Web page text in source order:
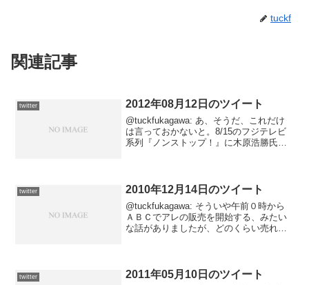
tuckf
関連記事
twitter 2012年08月12日のツイート
@tuckfukagawa: あ、そうだ、これだけ
は言っておかないと。8/15のフジテレビ
系列『ノンストップ！』に木原浩勝氏が
twitter 2010年12月14日のツイート
@tuckfukagawa: そういや午前０時から
ＡＢＣでアレの販売を開始する、みたい
な話がありましたが、どのくらい売れた
twitter 2011年05月10日のツイート